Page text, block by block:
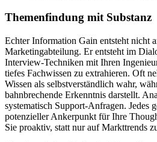
Themenfindung mit Substanz
Echter Information Gain entsteht nicht
Marketingabteilung. Er entsteht im
Interview-Techniken mit Ihren
tiefes Fachwissen zu extrahieren. Oft
Wissen als selbstverständlich wahr,
bahnbrechende Erkenntnis darstellt.
systematisch Support-Anfragen. Jedes
potenzieller Ankerpunkt für Ihre
Sie proaktiv, statt nur auf Markttrends